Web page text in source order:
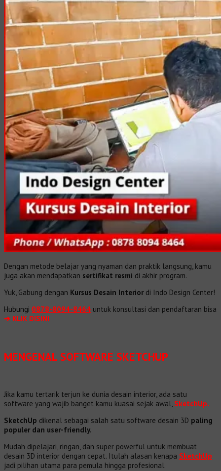
Dengan metode belajar yang nyaman dan praktik langsung, kamu
juga akan mendapatkan sertifikat resmi di akhir program.
Yuk, Gabung dengan Kursus Desain Interior di Indo Design Center!
Hubungi 0878-8094-8464 untuk konsultasi dan pendaftaran bisa
➔ KLIK DISINI
MENGENAL SOFTWARE SKETCHUP
Jika kamu tertarik terjun ke dunia desain interior, ada satu
software yang wajib banget kamu kuasai sejak awal, SketchUp.
SketchUp dikenal sebagai salah satu software desain 3D paling
populer dan user-friendly.
Mudah dipelajari, ringan, dan super powerful untuk membuat
desain 3D interior dengan cepat. Itulah alasan kenapa SketchUp
jadi pilihan utama para pemula hingga profesional.